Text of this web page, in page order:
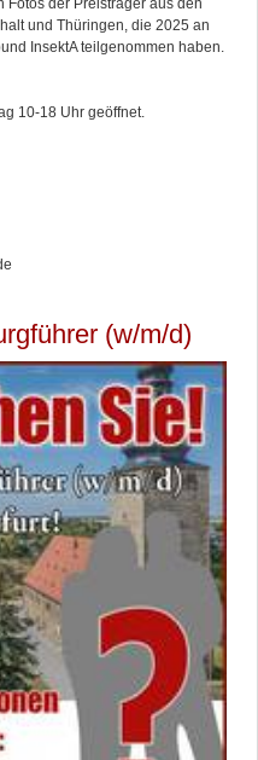
und Thüringen, die 2025 an
InsektA teilgenommen haben.
10-18 Uhr geöffnet.
1
(w/m/d)